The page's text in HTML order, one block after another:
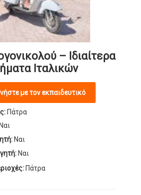
– Ιδιαίτερα
Ιταλικών
με τον εκπαιδευτικό
Πάτρα
Ναι
Ναι
Ναι
Πάτρα